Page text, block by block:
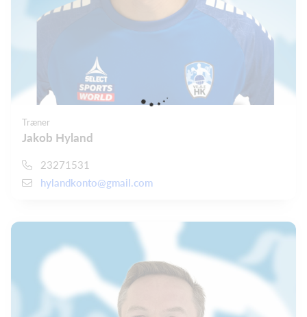
Træner
Jakob Hyland
23271531
hylandkonto@gmail.com